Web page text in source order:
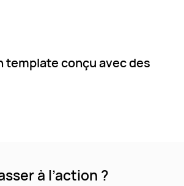
template conçu avec des
à l’action ?